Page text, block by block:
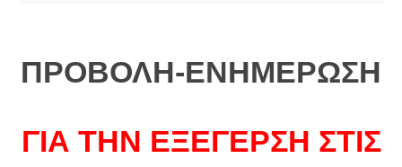
ΠΡΟΒΟΛΗ-ΕΝΗΜΕΡΩΣΗ
ΓΙΑ ΤΗΝ ΕΞΕΓΕΡΣΗ ΣΤΙΣ